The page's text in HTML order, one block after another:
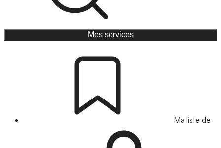
Mes services
Ma liste de